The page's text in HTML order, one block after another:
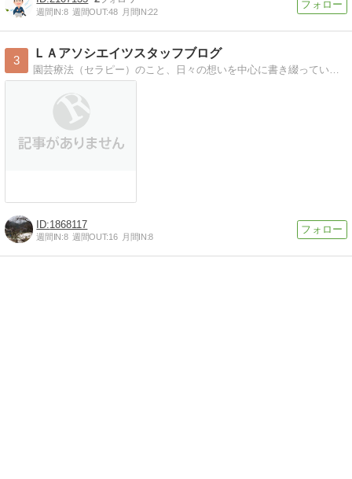
週間IN:8 週間OUT:48 月間IN:22
3
ＬＡアソシエイツスタッフブログ
園芸療法（セラピー）のこと、日々の想いを中心に書き綴っています。
1868117
週間IN:8 週間OUT:16 月間IN:8